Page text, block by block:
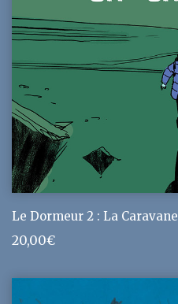
Le Dormeur 2 : La Caravane
20,00€